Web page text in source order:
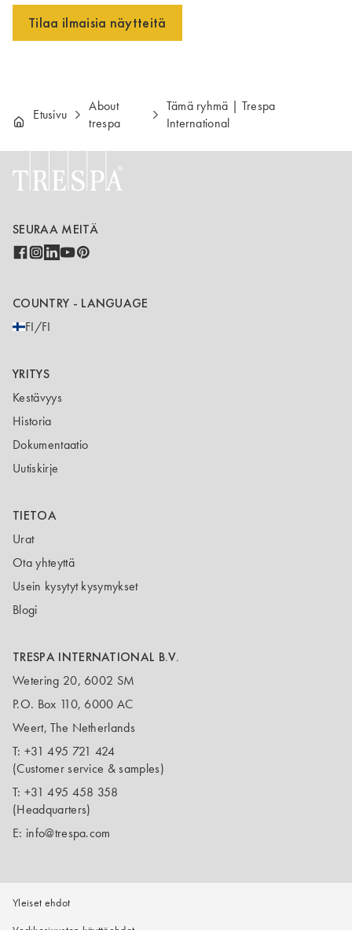
Tilaa ilmaisia näytteitä
Etusivu
About
trespa
Tämä ryhmä | Trespa
International
SEURAA MEITÄ
COUNTRY - LANGUAGE
FI/FI
YRITYS
Kestävyys
Historia
Dokumentaatio
Uutiskirje
TIETOA
Urat
Ota yhteyttä
Usein kysytyt kysymykset
Blogi
TRESPA INTERNATIONAL B.V.
Wetering 20, 6002 SM
P.O. Box 110, 6000 AC
Weert, The Netherlands
T: +31 495 721 424
(Customer service & samples)
T: +31 495 458 358
(Headquarters)
E: info@trespa.com
Yleiset ehdot